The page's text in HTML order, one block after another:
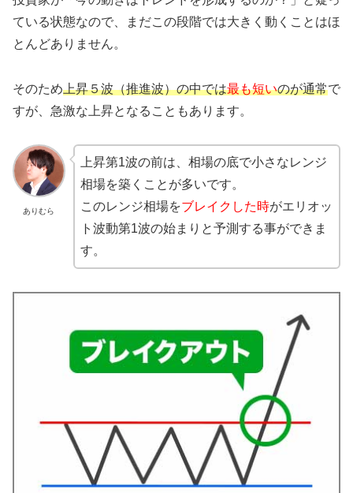
ている状態なので、まだこの段階では大きく動くことはほ
とんどありません。
そのため上昇５波（推進波）の中では最も短いのが通常で
すが、急激な上昇となることもあります。
ありむら
上昇第1波の前は、相場の底で小さなレンジ
相場を築くことが多いです。
このレンジ相場をブレイクした時がエリオッ
ト波動第1波の始まりと予測する事ができま
す。